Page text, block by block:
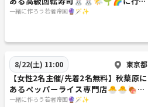
う✨✨20代30代限定
一緒に作ろう若者帝国🔮🪄︎︎✨
8/22(土) 11:00 東京都
【女性2名主催/先着2名無料】秋葉原に
あるペッパーライス専門店🐣🐣🍖🌱
🏠に行こう✨✨20代30代限定
一緒に作ろう若者帝国🔮🪄︎︎✨